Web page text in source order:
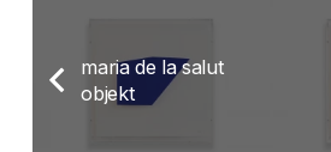
maria de la salut
objekt